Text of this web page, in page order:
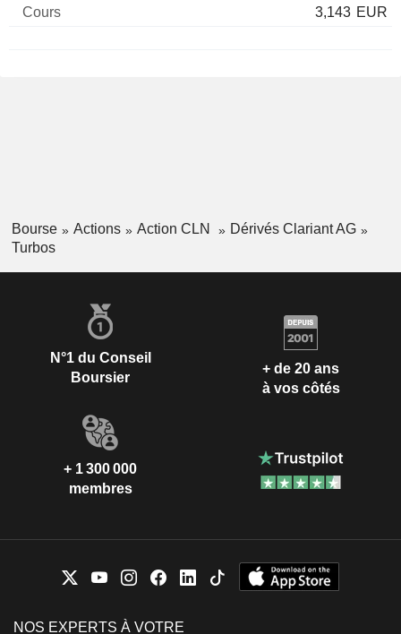
3,143 EUR
Bourse Actions Action CLN
Dérivés Clariant AG
Turbos
N°1 du Conseil
Boursier
+ de 20 ans
à vos côtés
+ 1 300 000
membres
NOS EXPERTS À VOTRE